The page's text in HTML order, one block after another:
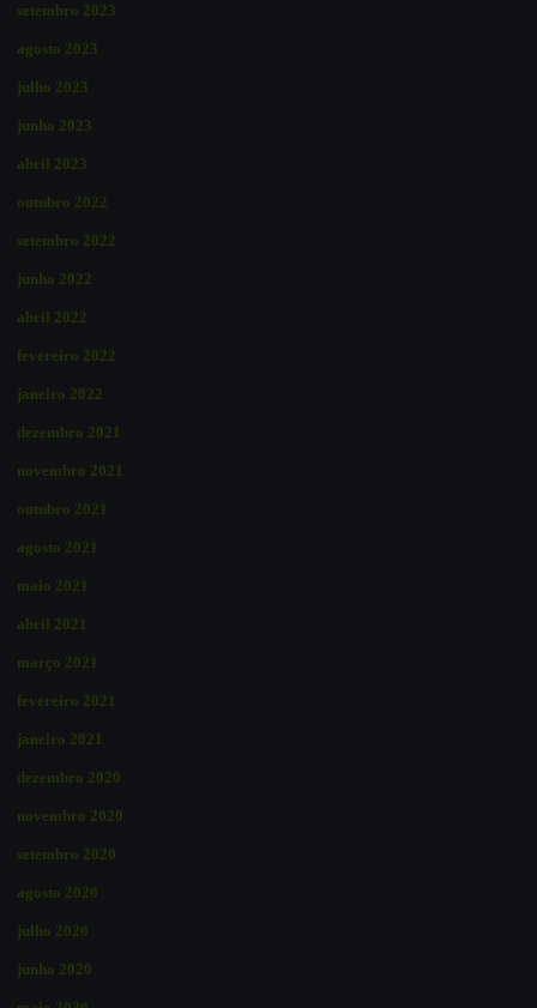
setembro 2023
agosto 2023
julho 2023
junho 2023
abril 2023
outubro 2022
setembro 2022
junho 2022
abril 2022
fevereiro 2022
janeiro 2022
dezembro 2021
novembro 2021
outubro 2021
agosto 2021
maio 2021
abril 2021
março 2021
fevereiro 2021
janeiro 2021
dezembro 2020
novembro 2020
setembro 2020
agosto 2020
julho 2020
junho 2020